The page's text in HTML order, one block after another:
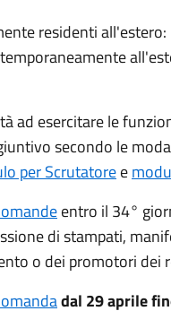
residenti
ad esercitare le
secondo le
per Scrutatoree
entro il 34°
di stampati,
o dei promotori dei
dal 29 aprile